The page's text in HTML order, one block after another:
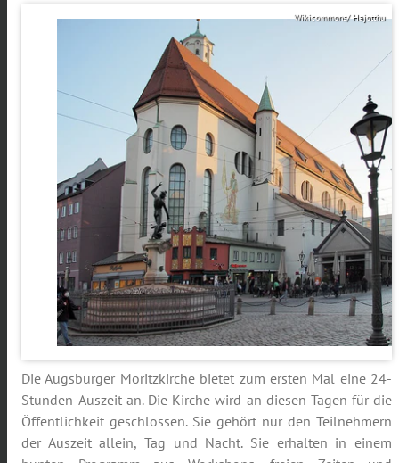
Wikicommons/ Hajotthu
Die Augsburger Moritzkirche bietet zum ersten Mal eine 24-
Stunden-Auszeit an. Die Kirche wird an diesen Tagen für die
Öffentlichkeit geschlossen. Sie gehört nur den Teilnehmern
der Auszeit allein, Tag und Nacht. Sie erhalten in einem